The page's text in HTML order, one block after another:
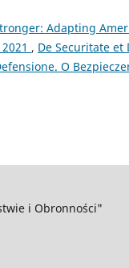
Adapting
, De Securitate et
O
i Obronności"